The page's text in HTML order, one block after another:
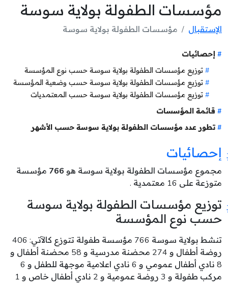
مؤسسات الطفولة بولاية سوسة
الإستقبال مؤسسات الطفولة بولاية سوسة
إحصائيات
توزيع مؤسسات الطفولة بولاية سوسة حسب نوع المؤسسة
توزيع مؤسسات الطفولة بولاية سوسة حسب وضعية المؤسسة
توزيع مؤسسات الطفولة بولاية سوسة حسب المعتمديات
قائمة المؤسسات
تطور عدد مؤسسات الطفولة بولاية سوسة حسب الأشهر
إحصائيات
مجموع مؤسسات الطفولة بولاية سوسة هو 766 مؤسسة
متوزعة على 16 معتمدية .
توزيع مؤسسات الطفولة بولاية سوسة
حسب نوع المؤسسة
تنشط بولاية سوسة 766 مؤسسة طفولة تتوزع كالآتي: 406
روضة أطفال و 274 محضنة مدرسية و 58 محضنة أطفال و
8 نادي أطفال عمومي و 6 نادي اعلامية موجهة للطفل و 6
مركب طفولة و 3 روضة عمومية و 2 نادي أطفال خاص و 1